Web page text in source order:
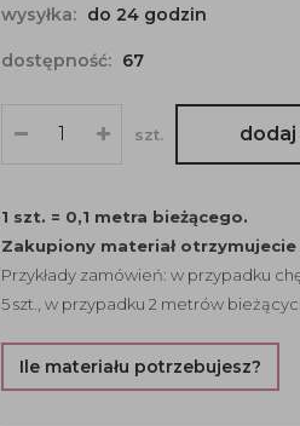
wysyłka: do 24 godzin
dostępność: 67
szt.
1 szt. = 0,1 metra bieżącego.
Zakupiony materiał
Przykłady zamówień: w przypadku
5 szt., w przypadku 2 metrów
Ile materiału potrzebujesz?